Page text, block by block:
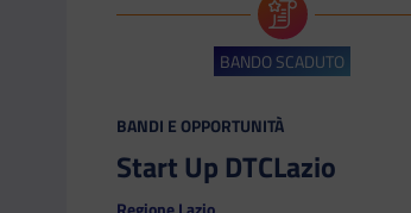
BANDO SCADUTO
CATEGORIA:
BANDI E OPPORTUNITÀ
Start Up DTCLazio